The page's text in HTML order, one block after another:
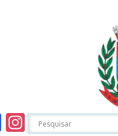
Facebook
Instagram